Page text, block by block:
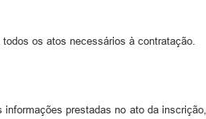
os atos necessários à contratação.
prestadas no ato da